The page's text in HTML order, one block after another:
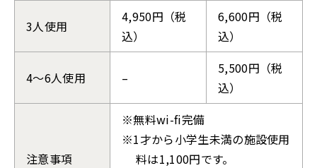
3人使用
4,950円（税
込）
6,600円（税
込）
4〜6人使用 –
5,500円（税
込）
注意事項
無料wi-fi完備
1才から小学生未満の施設使用
料は1,100円です。